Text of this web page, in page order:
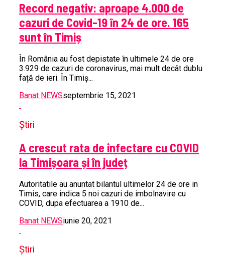
Record negativ: aproape 4.000 de
cazuri de Covid-19 în 24 de ore. 165
sunt în Timiș
În România au fost depistate în ultimele 24 de ore
3.929 de cazuri de coronavirus, mai mult decât dublu
față de ieri. În Timiș...
Banat NEWSseptembrie 15, 2021
Știri
A crescut rata de infectare cu COVID
la Timișoara și în județ
Autoritatile au anuntat bilantul ultimelor 24 de ore in
Timis, care indica 5 noi cazuri de imbolnavire cu
COVID, dupa efectuarea a 1910 de...
Banat NEWSiunie 20, 2021
Știri